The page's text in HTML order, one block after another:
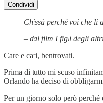
Condividi
Chissà perché voi che li
– dal film I figli degli altri
Care e cari, bentrovati.
Prima di tutto mi scuso
Orlando ha deciso di
Per un giorno solo però perché